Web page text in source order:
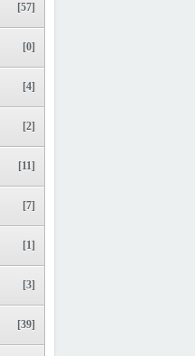
[57]
[0]
[4]
[2]
[11]
[7]
[1]
[3]
[39]